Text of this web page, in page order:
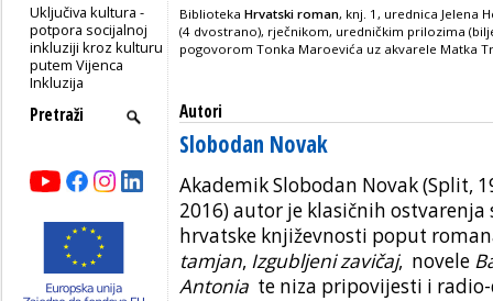
Uključiva kultura -
potpora socijalnoj
inkluziji kroz kulturu
putem Vijenca
Inkluzija
Biblioteka Hrvatski roman, knj. 1, urednica Jelena
(4 dvostrano), rječnikom, uredničkim prilozima
pogovorom Tonka Maroevića uz akvarele Matka
Autori
Slobodan Novak
Akademik Slobodan Novak (Split,
2016) autor je klasičnih ostvarenja
hrvatske književnosti poput
tamjan, Izgubljeni zavičaj, novele
Antonia te niza pripovijesti i